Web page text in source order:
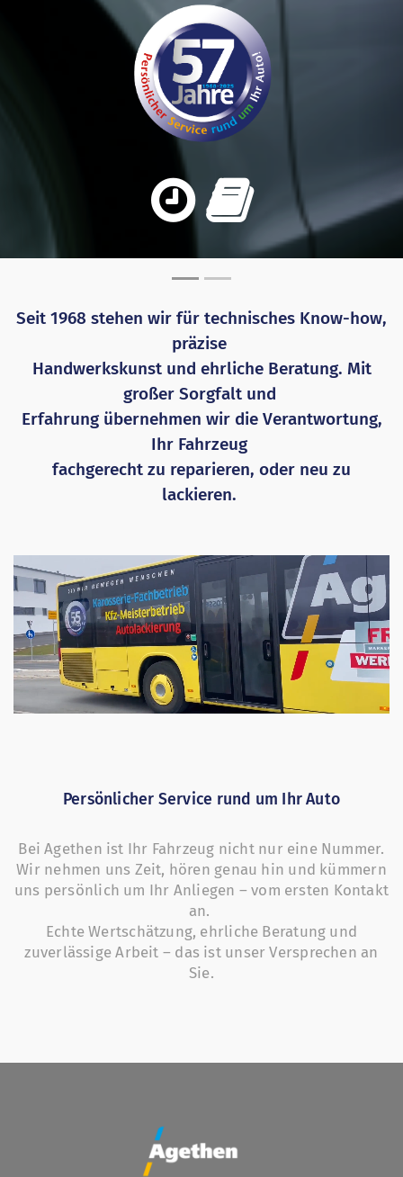
Seit 1968 stehen wir für technisches Know-how,
präzise
Handwerkskunst und ehrliche Beratung. Mit
großer Sorgfalt und
Erfahrung übernehmen wir die Verantwortung,
Ihr Fahrzeug
fachgerecht zu reparieren, oder neu zu
lackieren.
Persönlicher Service rund um Ihr Auto
Bei Agethen ist Ihr Fahrzeug nicht nur eine Nummer.
Wir nehmen uns Zeit, hören genau hin und kümmern
uns persönlich um Ihr Anliegen – vom ersten Kontakt
an.
Echte Wertschätzung, ehrliche Beratung und
zuverlässige Arbeit – das ist unser Versprechen an
Sie.